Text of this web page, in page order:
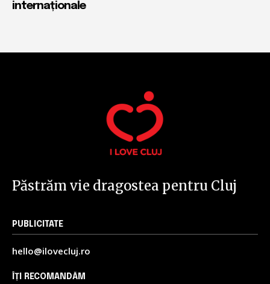
internaționale
Păstrăm vie dragostea pentru Cluj
PUBLICITATE
hello@ilovecluj.ro
ÎȚI RECOMANDĂM